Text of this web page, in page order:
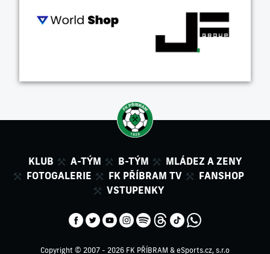
KLUB A-TÝM B-TÝM
MLÁDEZ A ZENY
FOTOGALERIE
FK PŘÍBRAM TV
FANSHOP
VSTUPENKY
Copyright © 2007 - 2026 FK PŘÍBRAM & eSports.cz, s.r.o